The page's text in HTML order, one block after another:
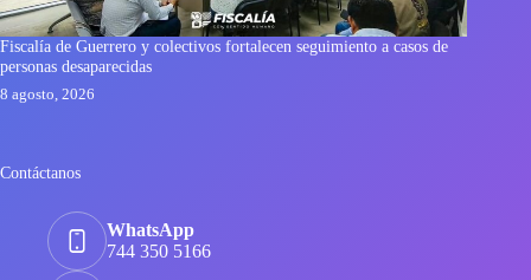
Fiscalía de Guerrero y colectivos fortalecen seguimiento a casos de
personas desaparecidas
8 agosto, 2026
Contáctanos
WhatsApp
744 350 5166